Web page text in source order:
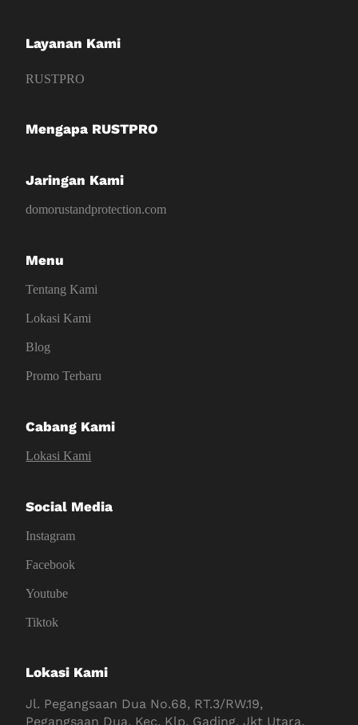
Layanan Kami
RUSTPRO
Mengapa RUSTPRO
Jaringan Kami
domorustandprotection.com
Menu
Tentang Kami
Lokasi Kami
Blog
Promo Terbaru
Cabang Kami
Lokasi Kami
Social Media
Instagram
Facebook
Youtube
Tiktok
Lokasi Kami
Jl. Pegangsaan Dua No.68, RT.3/RW.19,
Pegangsaan Dua, Kec. Klp. Gading, Jkt Utara,